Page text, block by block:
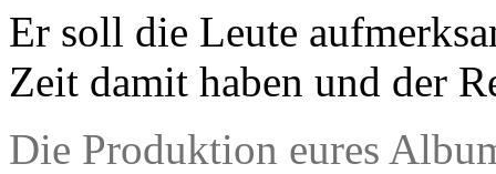
Er soll die Leute
Zeit damit haben und der
Die Produktion eures